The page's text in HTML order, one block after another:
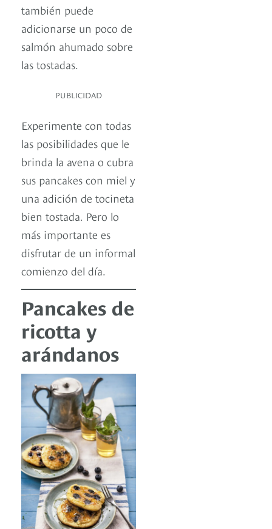
también puede
adicionarse un poco de
salmón ahumado sobre
las tostadas.
PUBLICIDAD
Experimente con todas
las posibilidades que le
brinda la avena o cubra
sus pancakes con miel y
una adición de tocineta
bien tostada. Pero lo
más importante es
disfrutar de un informal
comienzo del día.
Pancakes de
ricotta y
arándanos